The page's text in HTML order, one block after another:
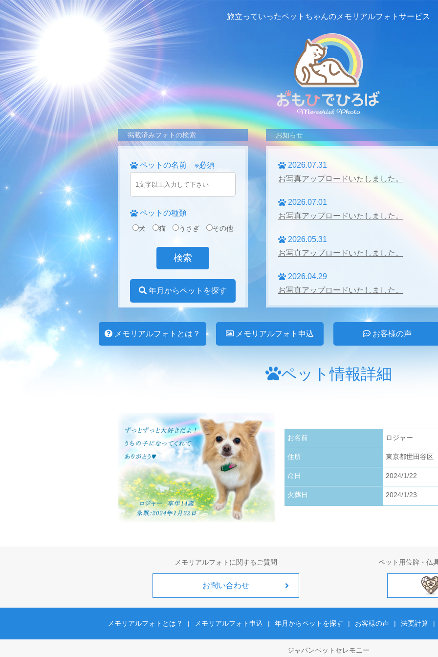
旅立っていったペットちゃんの メモリアルフォトサービス
掲載済みフォトの検索
ペットの名前 ※必須
ペットの種類
犬 猫 うさぎ その他
年月からペットを探す
お知らせ
2026.07.31
お写真アップロードいたしました。
2026.07.01
お写真アップロードいたしました。
2026.05.31
お写真アップロードいたしました。
2026.04.29
お写真アップロードいたしました。
お写真アップロードいたしました。
お写真アップロードいたしました。
2026.01.22
お写真アップロードいたしました。
2026.01.01
メモリアルフォトとは？ メモリアルフォト申込 お客様の声
ペット情報詳細
お名前 ロジャー
住所 東京都世田谷区
命日 2024/1/22
火葬日 2024/1/23
メモリアルフォトに関するご質問
お問い合わせ
ペット用位牌・仏
メモリアルフォトとは？ | メモリアルフォト申込 | 年月からペットを探す | お客様の声 | 法要計算 |
ジャパンペットセレモニー